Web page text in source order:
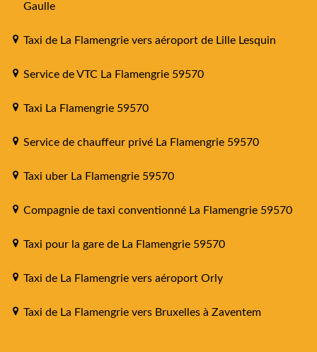
Gaulle
Taxi de La Flamengrie vers aéroport de Lille Lesquin
Service de VTC La Flamengrie 59570
Taxi La Flamengrie 59570
Service de chauffeur privé La Flamengrie 59570
Taxi uber La Flamengrie 59570
Compagnie de taxi conventionné La Flamengrie 59570
Taxi pour la gare de La Flamengrie 59570
Taxi de La Flamengrie vers aéroport Orly
Taxi de La Flamengrie vers Bruxelles à Zaventem